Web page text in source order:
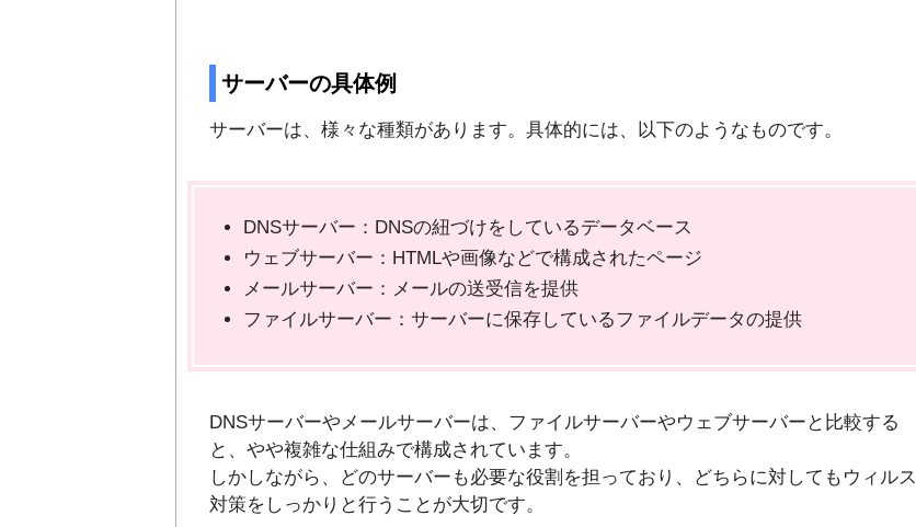
サーバーの具体例
サーバーは、様々な種類があります。具体的には、以下のようなものです。
DNSサーバー：DNSの紐づけをしているデータベース
ウェブサーバー：HTMLや画像などで構成されたページ
メールサーバー：メールの送受信を提供
ファイルサーバー：サーバーに保存しているファイルデータの提供
DNSサーバーやメールサーバーは、ファイルサーバーやウェブサーバーと比較する
と、やや複雑な仕組みで構成されています。
しかしながら、どのサーバーも必要な役割を担っており、どちらに対してもウィルス
対策をしっかりと行うことが大切です。